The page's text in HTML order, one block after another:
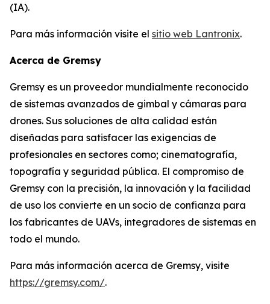
(IA).
Para más información visite el sitio web Lantronix.
Acerca de Gremsy
Gremsy es un proveedor mundialmente reconocido
de sistemas avanzados de gimbal y cámaras para
drones. Sus soluciones de alta calidad están
diseñadas para satisfacer las exigencias de
profesionales en sectores como; cinematografía,
topografía y seguridad pública. El compromiso de
Gremsy con la precisión, la innovación y la facilidad
de uso los convierte en un socio de confianza para
los fabricantes de UAVs, integradores de sistemas en
todo el mundo.
Para más información acerca de Gremsy, visite
https://gremsy.com/.